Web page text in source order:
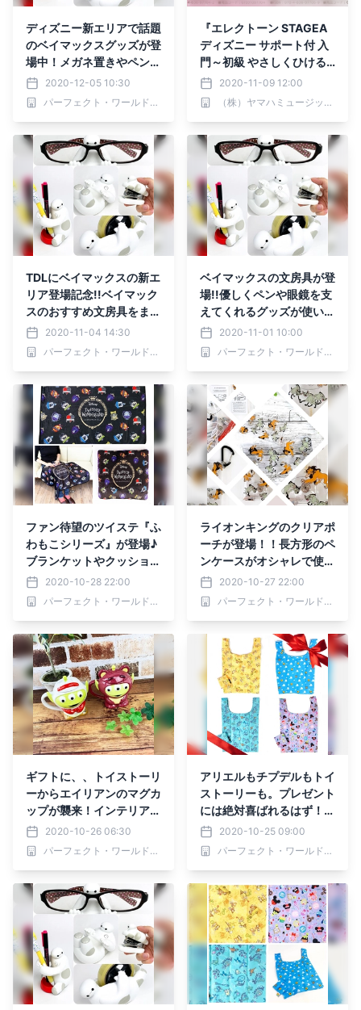
ディズニー新エリアで話題
のベイマックスグッズが登
場中！メガネ置きやペン立
て、ホッチキスまで♪♪
2020-12-05 10:30
パーフェクト・ワールド株式会社
『エレクトーン STAGEA
ディズニー サポート付 入
門～初級 やさしくひける
ディズニープリンセス』2
商品 11月28日発売！
2020-11-09 12:00
（株）ヤマハミュージックエンタテインメントホールディングス
TDLにベイマックスの新エ
リア登場記念!!ベイマック
スのおすすめ文房具をまと
めました♪♪
2020-11-04 14:30
パーフェクト・ワールド株式会社
ベイマックスの文房具が登
場!!優しくペンや眼鏡を支
えてくれるグッズが使いや
すそう♪♪2020-11-01 10:00
パーフェクト・ワールド株式会社
ファン待望のツイステ『ふ
わもこシリーズ』が登場♪
ブランケットやクッション
がとってもすてき♪♪
2020-10-28 22:00
パーフェクト・ワールド株式会社
ライオンキングのクリアポ
ーチが登場！！長方形のペ
ンケースがオシャレで使い
やすい♪2020-10-27 22:00
パーフェクト・ワールド株式会社
ギフトに、、トイストーリ
ーからエイリアンのマグカ
ップが襲来！インテリアに
もオススメなかわいさ♫♫
♫
2020-10-26 06:30
パーフェクト・ワールド株式会社
アリエルもチプデルもトイ
ストーリーも。プレゼント
には絶対喜ばれるはず！な
ディズニーのプチプラエコ
バッグシリーズ。
2020-10-25 09:00
パーフェクト・ワールド株式会社